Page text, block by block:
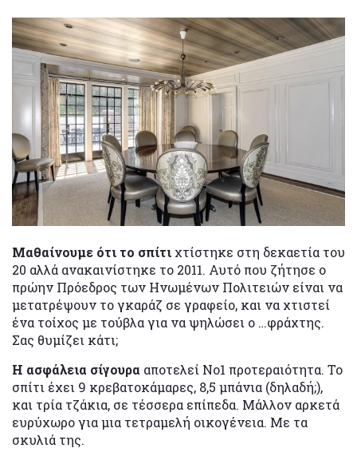
Μαθαίνουμε ότι το σπίτι χτίστηκε στη δεκαετία του
20 αλλά ανακαινίστηκε το 2011. Αυτό που ζήτησε ο
πρώην Πρόεδρος των Ηνωμένων Πολιτειών είναι να
μετατρέψουν το γκαράζ σε γραφείο, και να χτιστεί
ένα τοίχος με τούβλα για να ψηλώσει ο …φράχτης.
Σας θυμίζει κάτι;
H ασφάλεια σίγουρα αποτελεί Νο1 προτεραιότητα. Το
σπίτι έχει 9 κρεβατοκάμαρες, 8,5 μπάνια (δηλαδή;),
και τρία τζάκια, σε τέσσερα επίπεδα. Μάλλον αρκετά
ευρύχωρο για μια τετραμελή οικογένεια. Με τα
σκυλιά της.